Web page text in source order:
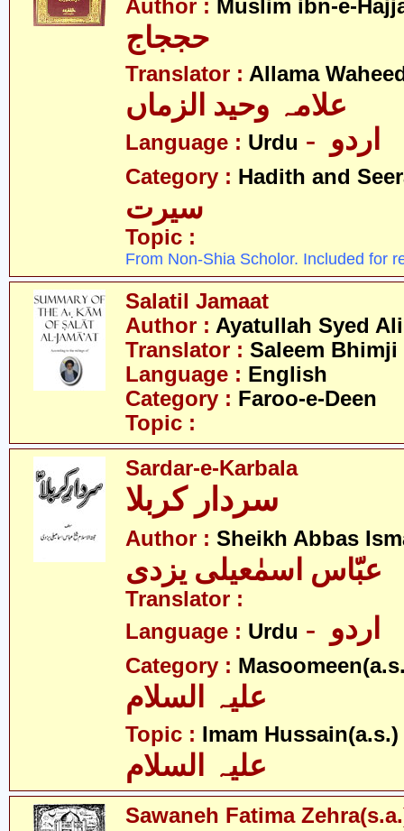
Author : Muslim ibn-e-
حججاج
Translator : Allama
علامہ وحید الزماں
Language : Urdu
Category : Hadith and
سیرت
Topic :
From Non-Shia Scholor. Included for
Salatil Jamaat
Author : Ayatullah Syed
Translator : Saleem Bhimji
Language : English
Category : Faroo-e-Deen
Topic :
Sardar-e-Karbala
سردار کربلا
Author : Sheikh Abbas
عبّاس اسمٰعیلی یزدی
Translator :
Language : Urdu
Category :
Topic : Imam Hussain(a.s.)
علیہ السلام
Sawaneh Fatima